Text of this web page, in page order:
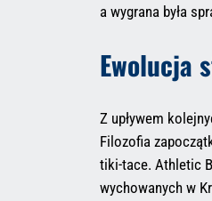
a wygrana była
Ewolucja
Z upływem
Filozofia
tiki-tace. Athletic
wychowanych w